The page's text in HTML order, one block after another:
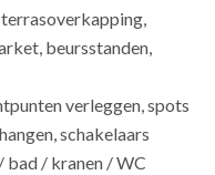
beursstanden,
verleggen, spots
schakelaars
bad / kranen / WC